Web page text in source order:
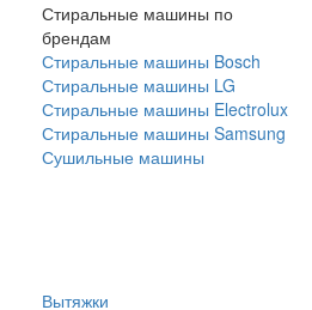
Стиральные машины по
брендам
Стиральные машины Bosch
Стиральные машины LG
Стиральные машины Electrolux
Стиральные машины Samsung
Сушильные машины
Вытяжки